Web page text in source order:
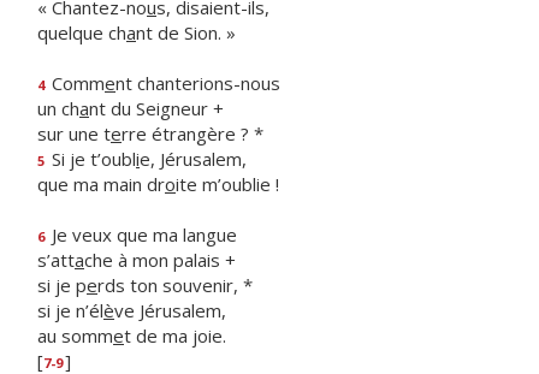
« Chantez-nous, disaient-ils,
quelque chant de Sion. »
4 Comment chanterions-nous
un chant du Seigneur +
sur une terre étrangère ? *
5 Si je t’oublie, Jérusalem,
que ma main droite m’oublie !
6 Je veux que ma langue
s’attache à mon palais +
si je perds ton souvenir, *
si je n’élève Jérusalem,
au sommet de ma joie.
[7-9]